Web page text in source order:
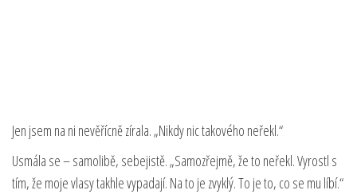
Jen jsem na ni nevěřícně zírala. „Nikdy nic takového neřekl.“
Usmála se – samolibě, sebejistě. „Samozřejmě, že to neřekl. Vyrostl s
tím, že moje vlasy takhle vypadají. Na to je zvyklý. To je to, co se mu líbí.“